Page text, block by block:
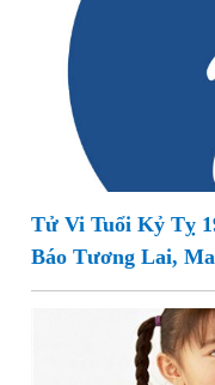
Tử Vi Tuổi Kỷ Tỵ
Báo Tương Lai,